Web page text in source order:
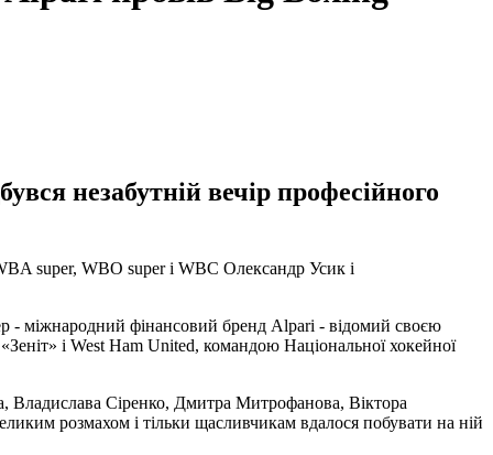
незабутній вечір професійного
super, WBO super і WBC Олександр Усик і
- міжнародний фінансовий бренд Alpari - відомий своєю
і West Ham United, командою Національної хокейної
Владислава Сіренко, Дмитра Митрофанова, Віктора
розмахом і тільки щасливчикам вдалося побувати на ній